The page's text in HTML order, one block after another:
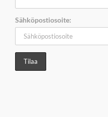
Sähköpostiosoite: